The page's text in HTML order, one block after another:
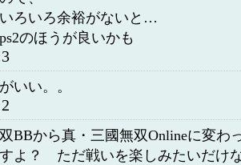
ろいろ余裕がないと…
のほうが良いかも
いい。。
BBから真・三國無双Onlineに変わ
よ？ ただ戦いを楽しみたいだけ